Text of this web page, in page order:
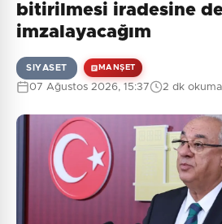
bitirilmesi iradesine
imzalayacağım
SIYASET MANŞET
07 Ağustos 2026, 15:37 2 dk okuma